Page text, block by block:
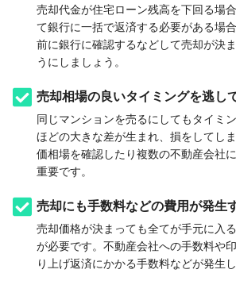
売却代金が住宅ローン残高を下回る場
て銀行に一括で返済する必要がある場
前に銀行に確認するなどして売却が決
うにしましょう。
売却相場の良いタイミングを逃し
同じマンションを売るにしてもタイミ
ほどの大きな差が生まれ、損をしてし
価相場を確認したり複数の不動産会社
重要です。
売却にも手数料などの費用が発生
売却価格が決まっても全てが手元に入
が必要です。不動産会社への手数料や
り上げ返済にかかる手数料などが発生し